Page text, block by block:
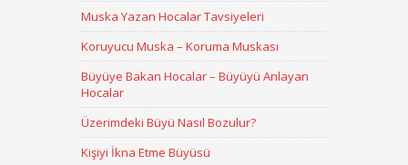
Muska Yazan Hocalar Tavsiyeleri
Koruyucu Muska – Koruma Muskası
Büyüye Bakan Hocalar – Büyüyü Anlayan
Hocalar
Üzerimdeki Büyü Nasıl Bozulur?
Kişiyi İkna Etme Büyüsü